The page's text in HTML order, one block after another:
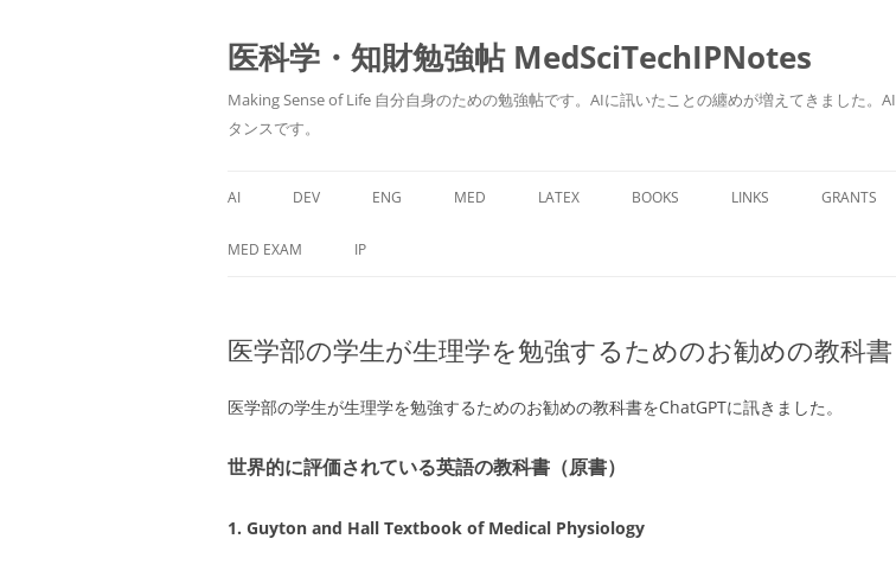
医科学・知財勉強帖 MedSciTechIPNotes
Making Sense of Life 自分自身のための勉強帖です。AIに訊いたことの纏めが増えてきました
タンスです。
AI DEV ENG MED LATEX BOOKS LINKS GRANTS
MED EXAM IP
医学部の学生が生理学を勉強するためのお勧めの教科書
医学部の学生が生理学を勉強するためのお勧めの教科書をChatGPTに訊きました。
世界的に評価されている英語の教科書（原書）
1. Guyton and Hall Textbook of Medical Physiology